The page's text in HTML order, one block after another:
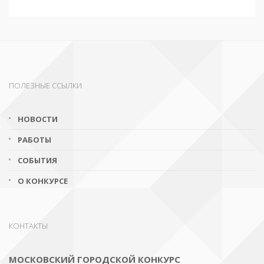
ПОЛЕЗНЫЕ ССЫЛКИ
НОВОСТИ
РАБОТЫ
СОБЫТИЯ
О КОНКУРСЕ
КОНТАКТЫ
МОСКОВСКИЙ ГОРОДСКОЙ КОНКУРС